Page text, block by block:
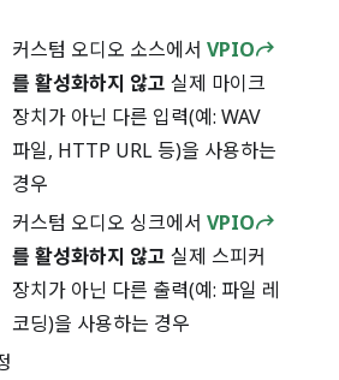
커스텀 오디오 소스에서 VPIO
를 활성화하지 않고 실제 마이크
장치가 아닌 다른 입력(예: WAV
파일, HTTP URL 등)을 사용하는
경우
커스텀 오디오 싱크에서 VPIO
를 활성화하지 않고 실제 스피커
장치가 아닌 다른 출력(예: 파일 레
코딩)을 사용하는 경우